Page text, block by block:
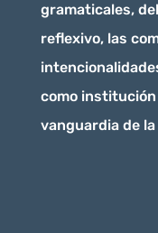
gramaticales,
reflexivo, las
como
vanguardia de